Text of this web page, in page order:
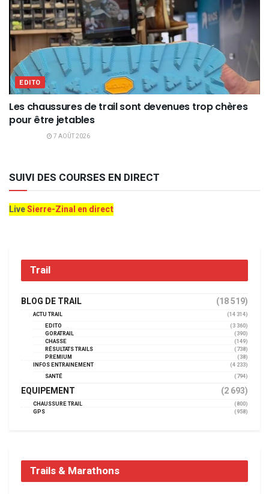
EDITO
Les chaussures de trail sont devenues trop chères
pour être jetables
7 AOÛT 2026
SUIVI DES COURSES EN DIRECT
LiveSierre-Zinal en direct
Trail
BLOG DE TRAIL (18 519)
ACTU TRAIL
(14 314)
EDITO
(3 360)
GORATRAIL
(390)
CHASSE
(149)
RÉSULTATS TRAILS
(738)
PREMIUM
(38)
INFOS ENTRAINEMENT
(4 233)
SANTÉ
(794)
EQUIPEMENT (2 693)
CHAUSSURE TRAIL
(800)
GPS
(958)
Trails & Marathons